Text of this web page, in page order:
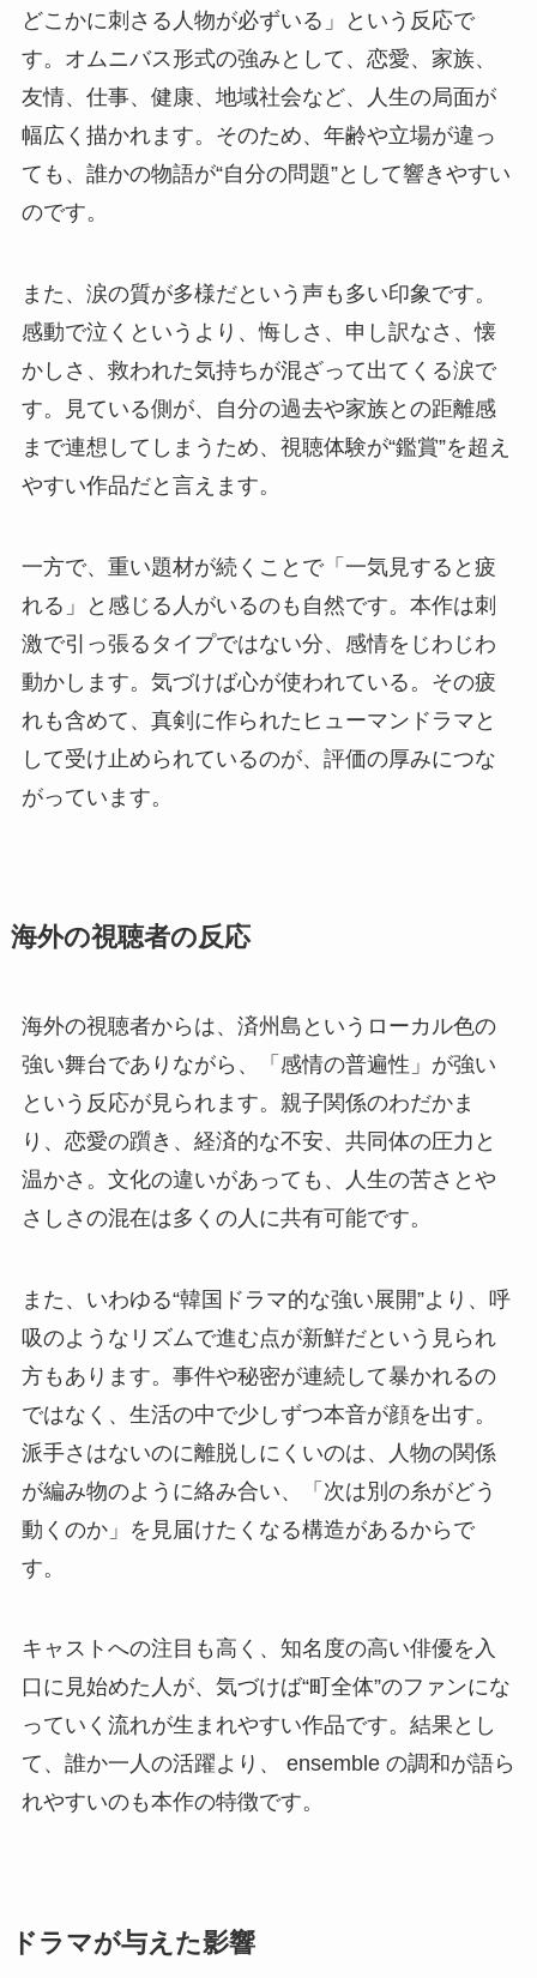
どこかに刺さる人物が必ずいる」という反応で
す。オムニバス形式の強みとして、恋愛、家族、
友情、仕事、健康、地域社会など、人生の局面が
幅広く描かれます。そのため、年齢や立場が違っ
ても、誰かの物語が“自分の問題”として響きやすい
のです。
また、涙の質が多様だという声も多い印象です。
感動で泣くというより、悔しさ、申し訳なさ、懐
かしさ、救われた気持ちが混ざって出てくる涙で
す。見ている側が、自分の過去や家族との距離感
まで連想してしまうため、視聴体験が“鑑賞”を超え
やすい作品だと言えます。
一方で、重い題材が続くことで「一気見すると疲
れる」と感じる人がいるのも自然です。本作は刺
激で引っ張るタイプではない分、感情をじわじわ
動かします。気づけば心が使われている。その疲
れも含めて、真剣に作られたヒューマンドラマと
して受け止められているのが、評価の厚みにつな
がっています。
海外の視聴者の反応
海外の視聴者からは、済州島というローカル色の
強い舞台でありながら、「感情の普遍性」が強い
という反応が見られます。親子関係のわだかま
り、恋愛の躓き、経済的な不安、共同体の圧力と
温かさ。文化の違いがあっても、人生の苦さとや
さしさの混在は多くの人に共有可能です。
また、いわゆる“韓国ドラマ的な強い展開”より、呼
吸のようなリズムで進む点が新鮮だという見られ
方もあります。事件や秘密が連続して暴かれるの
ではなく、生活の中で少しずつ本音が顔を出す。
派手さはないのに離脱しにくいのは、人物の関係
が編み物のように絡み合い、「次は別の糸がどう
動くのか」を見届けたくなる構造があるからで
す。
キャストへの注目も高く、知名度の高い俳優を入
口に見始めた人が、気づけば“町全体”のファンにな
っていく流れが生まれやすい作品です。結果とし
て、誰か一人の活躍より、 ensemble の調和が語ら
れやすいのも本作の特徴です。
ドラマが与えた影響